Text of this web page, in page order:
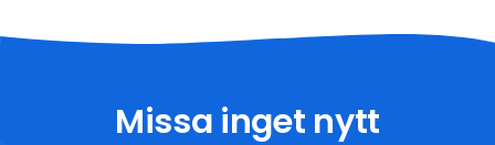
Missa inget nytt